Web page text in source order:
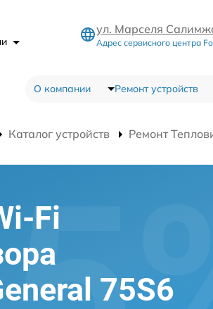
ул. Марселя
Адрес сервисного центра
О компании Ремонт устройств
Каталог устройств Ремонт
Fi
75S6